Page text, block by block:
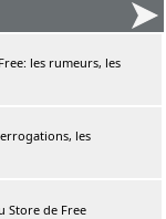
les rumeurs, les
les
Store de Free